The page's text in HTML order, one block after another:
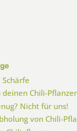
deinen Chili-
Nicht für uns!
von Chili-